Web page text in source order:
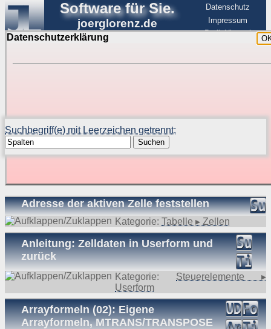
Datenschutzerklärung
Software für Sie.
joerglorenz.de
Datenschutz
Impressum
BerlinHimmel
Suchbegriff(e) mit Leerzeichen getrennt:
Suchen
Adresse der aktiven Zelle feststellen
Kategorie: Tabelle ▸ Zellen
Anleitung: Zelldaten in Userform und
zurück
Kategorie: Steuerelemente ▸
Userform
Arrayformeln (02): Eigene
Arrayformeln, MTRANS/TRANSPOSE